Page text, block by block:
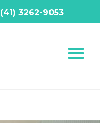
(41) 3262-9053